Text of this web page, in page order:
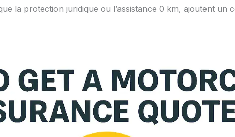
la protection juridique ou l’assistance 0 km, ajoutent un